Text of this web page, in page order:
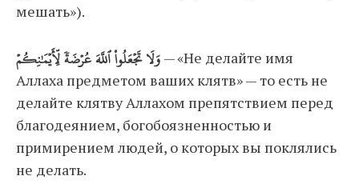
мешать»).
وَلَا تَجۡعَلُواْ ٱللَّهَ عُرۡضَةٗ لِّأَيۡمَٰنِكُمۡ — «Не делайте имя
Аллаха предметом ваших клятв» — то есть не
делайте клятву Аллахом препятствием перед
благодеянием, богобоязненностью и
примирением людей, о которых вы поклялись
не делать.